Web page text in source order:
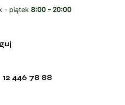
- piątek 8:00 - 20:00
12 446 78 88